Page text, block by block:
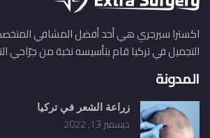
اكسترا سيرجري هي أحد أفضل المشافي
التجميل في تركيا قام بتأسيسه نخبة من جرّاحي
المدونة
زراعة الشعر في تركيا
ديسمبر 13, 2022